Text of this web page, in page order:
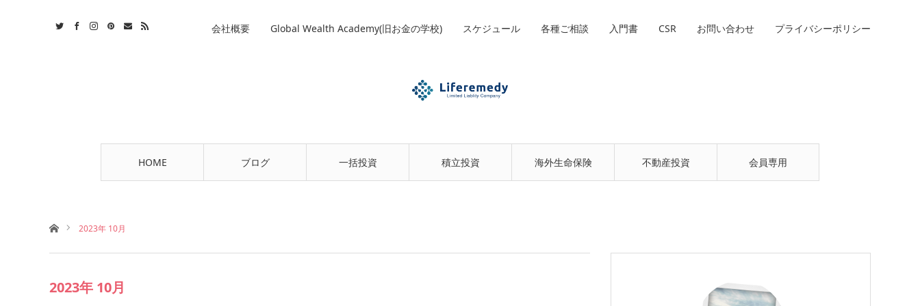
HOME ブログ 一括投資 積立投資 海外生命保険 不動産投資 会員専用
会社概要 Global Wealth Academy(旧お金の学校) スケジュール 各種ご相談 入門書 CSR お問い合わせ プライバシーポリシー
ホーム2023年 10月
2023年 10月